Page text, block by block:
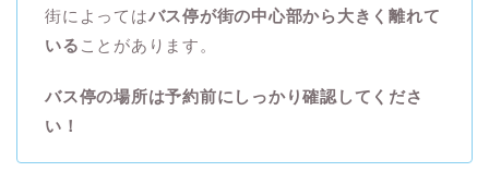
街によってはバス停が街の中心部から大きく離れて
いる ことがあります。
バス停の場所は予約前にしっかり確認してくださ
い！